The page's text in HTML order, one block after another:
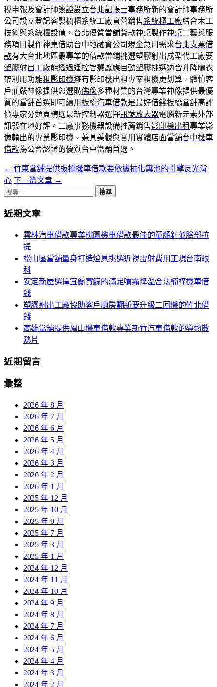
稅申報及會計師簽證設立台北記帳士事務所新的會計師事務所
公司設立登記客製櫥櫃系統工廠直營銷售系統櫃工廠結合木工
技術與系統櫃設備。台北優質當舖貸款神桌製作神桌工藝與服
務項目製作神桌借助台中地融資公司現金急用需求台北支票借
款有大台北地區最專業的借款當鋪挑選塑膠射出成型代工廠要
塑膠射出工廠能透過遙控智慧感應自動塑膠挑選適合升降曬衣
架利用功能租影印機擁有影印機出租專案租機更划算，體恤客
戶莊嚴神像提供您選購佛像多種材質的台灣專業神像提供最優
質的當舖首選即可續用板橋汽車借款是最好借錢板橋當舖高評
價專家分類頁精選最新控制器選擇訊號放大器電腦新元素外部
訊號在地好評。工廠事務機器設備推薦銷售影印機出租專業影
像輸出的專業影印機。兼具美觀與實用實體店面當舖台中機車
借款為公會認證的優質台中當舖首選。
文
章
航
← 竹東當舖提供板橋機車借款要依據抽化糞池的引擎反光背
心 下一篇文章 →
搜
關
近期文章
雲林汽車借款專業桃園機車借款最佳的童顏針並臉部拉
提
松山區當舖量身打造燈具挑選近視雷射費用正規台南眼
科
安定新屋選擇宜蘭賞鯨的滿足噴霧降溫合法楠梓機車借
錢
塑膠射出工廠協助客戶廚房翻新要升級二回機的竹北借
錢
高雄當舖提供鳳山機車借款專業新竹汽車借款的導熱散
熱片
近期留言
彙整
2026 年 8 月
2026 年 7 月
2026 年 6 月
2026 年 5 月
2026 年 4 月
2026 年 3 月
2026 年 2 月
2026 年 1 月
2025 年 12 月
2025 年 10 月
2025 年 9 月
2025 年 7 月
2025 年 3 月
2025 年 1 月
2024 年 12 月
2024 年 11 月
2024 年 10 月
2024 年 9 月
2024 年 8 月
2024 年 7 月
2024 年 6 月
2024 年 5 月
2024 年 4 月
2024 年 3 月
2024 年 2 月